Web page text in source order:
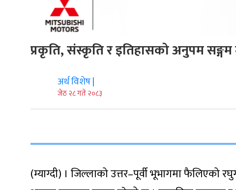
प्रकृति, संस्कृति र इतिहासको अनुपम सङ्गम
अर्थ विशेष |
जेठ २८ गते २०८३
(म्याग्दी) । जिल्लाको उत्तर–पूर्वी भूभागमा फैलिएको